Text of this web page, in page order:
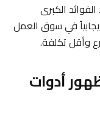
الكبرى
في سوق العمل
وأقل تكلفة.
أدوات